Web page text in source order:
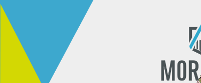
Aller
au
contenu
Passer
à
navigation
principale
Aller
au
footer